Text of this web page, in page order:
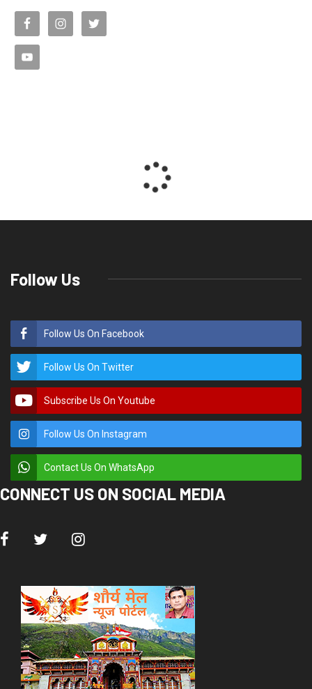
Follow Us
Follow Us On Facebook
Follow Us On Twitter
Subscribe Us On Youtube
Follow Us On Instagram
Contact Us On WhatsApp
CONNECT US ON SOCIAL MEDIA